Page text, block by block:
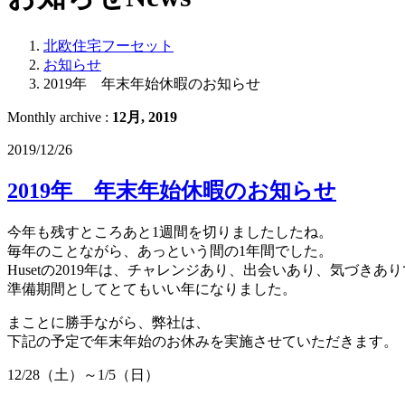
北欧住宅フーセット
お知らせ
2019年 年末年始休暇のお知らせ
Monthly archive : 12月, 2019
2019/12/26
2019年 年末年始休暇のお知らせ
今年も残すところあと1週間を切りましたしたね。
毎年のことながら、あっという間の1年間でした。
Husetの2019年は、チャレンジあり、出会いあり、気づきあ
準備期間としてとてもいい年になりました。
まことに勝手ながら、弊社は、
下記の予定で年末年始のお休みを実施させていただきます。
12/28（土）～1/5（日）